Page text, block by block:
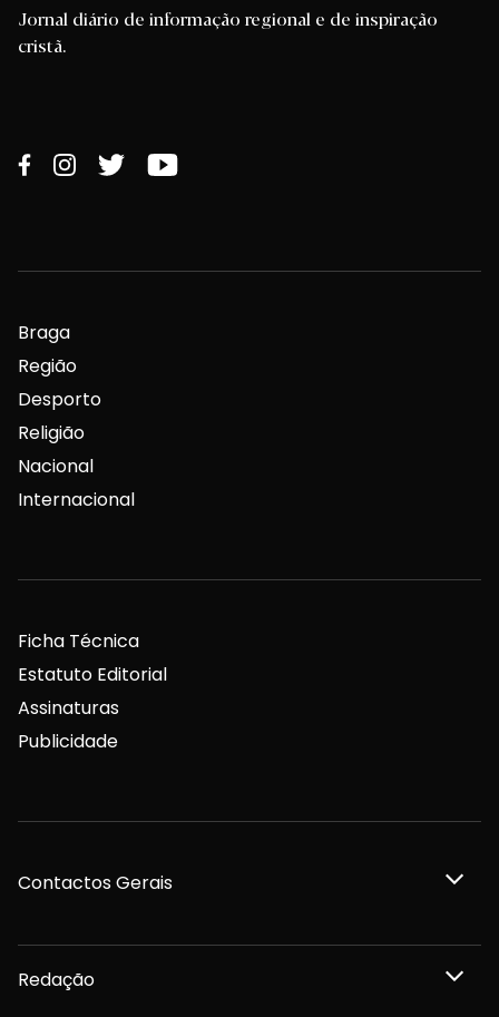
Jornal diário de informação regional e de inspiração
cristã.
Braga
Região
Desporto
Religião
Nacional
Internacional
Ficha Técnica
Estatuto Editorial
Assinaturas
Publicidade
Contactos Gerais
Redação